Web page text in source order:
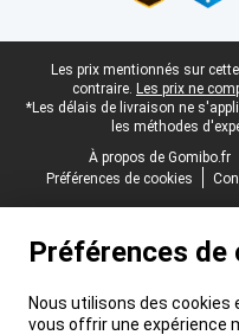
Pied-de-page légal
Les prix mentionnés sur
contraire. Les prix ne
*Les délais de livraison ne
les méthodes
À propos de Gomibo.fr
Préférences de cookies
Préférences de
Nous utilisons des
vous offrir une expérience